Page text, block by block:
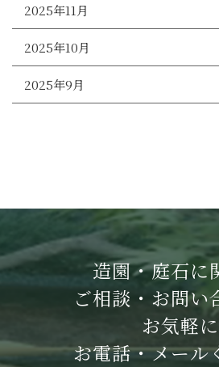
2025年11月
2025年10月
2025年9月
造園・庭石に
ご相談・お問い
お気軽に
お電話・メール